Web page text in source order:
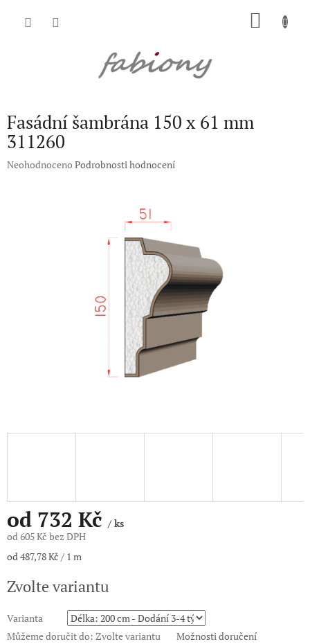
Fasádní šambrána 150 x 61 mm
311260
Průměrné
Neohodnoceno Podrobnosti hodnocení
od 732 Kč / ks
od605 Kč bez DPH
Měrná
od 487,78 Kč / 1 m
Zvolte variantu
Varianta
Můžeme doručit do: Zvolte variantu Možnosti doručení